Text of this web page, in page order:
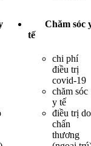
Chăm sóc
tế
chi phí
điều trị
covid-19
chăm sóc
y tế
điều trị do
chấn
thương